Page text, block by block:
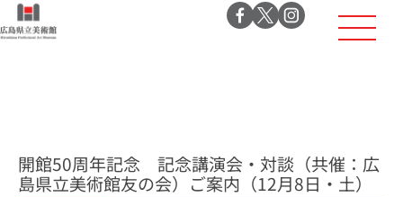
開館50周年記念 記念講演会・対談（共催：広
島県立美術館友の会）ご案内（12月8日・土）